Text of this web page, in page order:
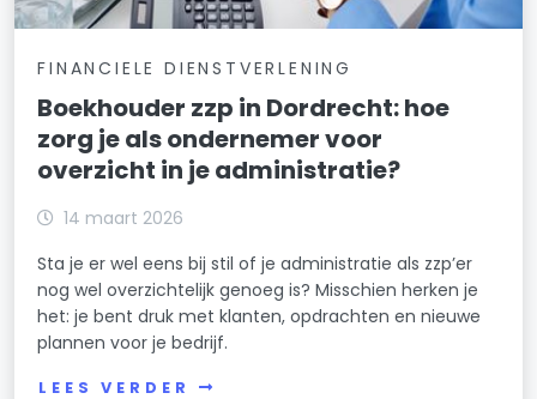
FINANCIELE DIENSTVERLENING
Boekhouder zzp in Dordrecht: hoe
zorg je als ondernemer voor
overzicht in je administratie?
14 maart 2026
Sta je er wel eens bij stil of je administratie als zzp’er
nog wel overzichtelijk genoeg is? Misschien herken je
het: je bent druk met klanten, opdrachten en nieuwe
plannen voor je bedrijf.
LEES VERDER